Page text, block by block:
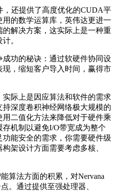
还提供了高度优化的CUDA平
的数学运算库，英伟达更进一
解决方案，这实际上是一种重
。
功的秘诀：通过软硬件协同设
，缩短客户导入时间，赢得市
际上是因应算法和软件的需求
深度卷积神经网络极大规模的
二值化方法来降低对于硬件乘
机制以避免I/O带宽成为整个
能安全的需求，你需要硬件级
架设计方面需要考虑多核、
法方面的积累，对Nervana
。通过提供至强处理器、